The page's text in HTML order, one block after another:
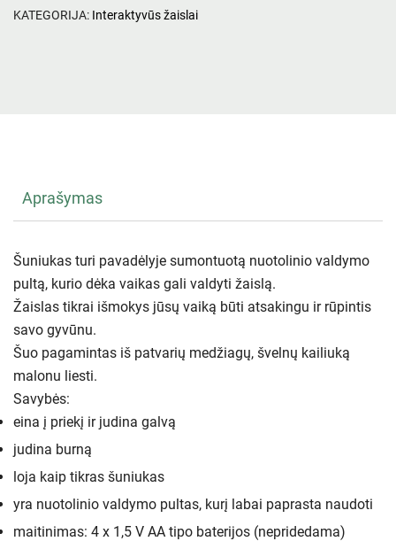
KATEGORIJA: Interaktyvūs žaislai
Aprašymas
Šuniukas turi pavadėlyje sumontuotą nuotolinio valdymo
pultą, kurio dėka vaikas gali valdyti žaislą.
Žaislas tikrai išmokys jūsų vaiką būti atsakingu ir rūpintis
savo gyvūnu.
Šuo pagamintas iš patvarių medžiagų, švelnų kailiuką
malonu liesti.
Savybės:
eina į priekį ir judina galvą
judina burną
loja kaip tikras šuniukas
yra nuotolinio valdymo pultas, kurį labai paprasta naudoti
maitinimas: 4 x 1,5 V AA tipo baterijos (nepridedama)